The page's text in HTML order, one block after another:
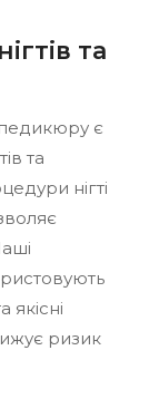
та
є
та
нігті
якісні
ризик